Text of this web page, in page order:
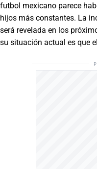
futbol mexicano parece
hijos más constantes. La
será revelada en los
su situación actual es que